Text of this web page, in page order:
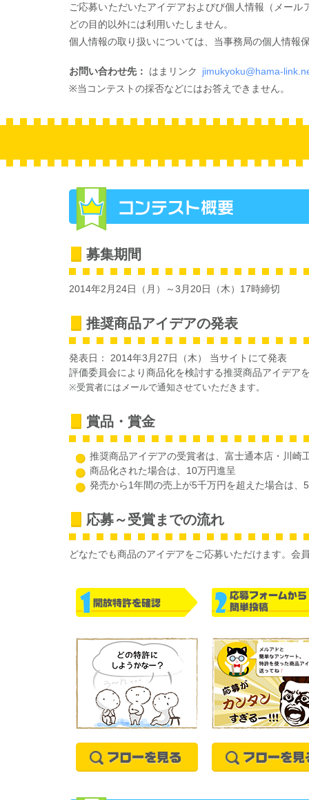
ご応募いただいたアイデアおよびび個人情報（メー
どの目的以外には利用いたしません。
個人情報の取り扱いについては、当事務局の個人情報
お問い合わせ先： はまリンク jimukyoku@hama-
※当コンテストの採否などにはお答えできません。
募集期間
2014年2月24日（月）～3月20日（木）17時締切
推奨商品アイデアの発表
発表日： 2014年3月27日（木） 当サイトにて発表
評価委員会により商品化を検討する推奨商品アイデア
※受賞者にはメールで通知させていただきます。
賞品・賞金
推奨商品アイデアの受賞者は、富士通本店・川
商品化された場合は、10万円進呈
発売から1年間の売上が5千万円を超えた場合は、
応募～受賞までの流れ
どなたでも商品のアイデアをご応募いただけます。会